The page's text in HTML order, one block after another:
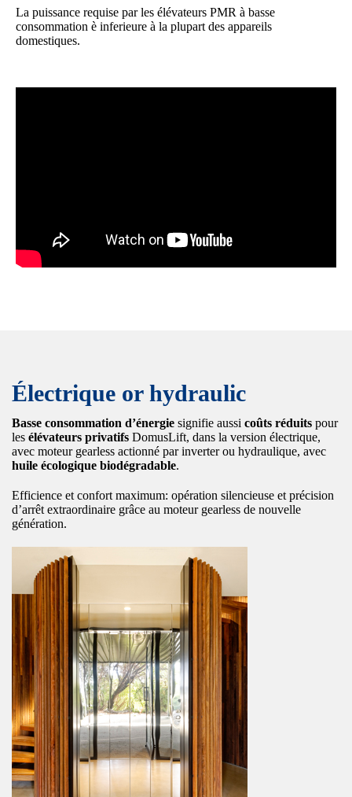
La puissance requise par les élévateurs PMR à basse
consommation è inferieure à la plupart des appareils
domestiques.
Électrique or hydraulic
Basse consommation d’énergie signifie aussi coûts réduits pour
les élévateurs privatifs DomusLift, dans la version électrique,
avec moteur gearless actionné par inverter ou hydraulique, avec
huile écologique biodégradable.
Efficience et confort maximum: opération silencieuse et précision
d’arrêt extraordinaire grâce au moteur gearless de nouvelle
génération.